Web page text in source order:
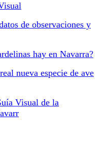
de observaciones y
hay en Navarra?
nueva especie de ave
Visual de la